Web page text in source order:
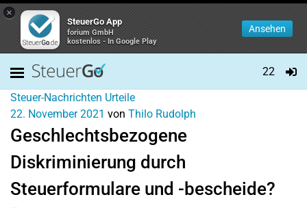
×
SteuerGo App
forium GmbH
kostenlos - In Google Play
Ansehen
22
Steuer-Nachrichten Urteile
22. November 2021 von Thilo Rudolph
Geschlechtsbezogene
Diskriminierung durch
Steuerformulare und -bescheide?